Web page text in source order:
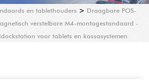
en tablethouders > Draagbare POS-
verstelbare M4-montagestandaard -
voor tablets en kassasystemen